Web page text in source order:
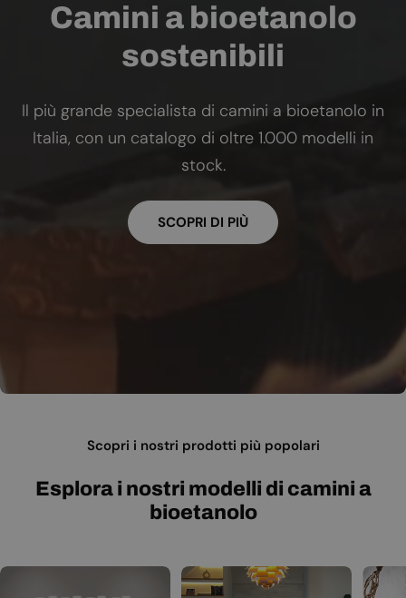
Camini a bioetanolo
sostenibili
Il più grande specialista di camini a bioetanolo in
Italia, con un catalogo di oltre 1.000 modelli in
stock.
SCOPRI DI PIÙ
Scopri i nostri prodotti più popolari
Esplora i nostri modelli di camini a
bioetanolo